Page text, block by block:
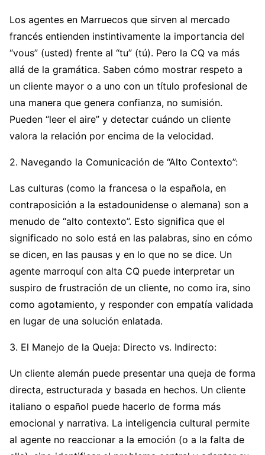
Los agentes en Marruecos que sirven al mercado
francés entienden instintivamente la importancia del
“vous” (usted) frente al “tu” (tú). Pero la CQ va más
allá de la gramática. Saben cómo mostrar respeto a
un cliente mayor o a uno con un título profesional de
una manera que genera confianza, no sumisión.
Pueden “leer el aire” y detectar cuándo un cliente
valora la relación por encima de la velocidad.
2. Navegando la Comunicación de “Alto Contexto”:
Las culturas (como la francesa o la española, en
contraposición a la estadounidense o alemana) son a
menudo de “alto contexto”. Esto significa que el
significado no solo está en las palabras, sino en cómo
se dicen, en las pausas y en lo que no se dice. Un
agente marroquí con alta CQ puede interpretar un
suspiro de frustración de un cliente, no como ira, sino
como agotamiento, y responder con empatía validada
en lugar de una solución enlatada.
3. El Manejo de la Queja: Directo vs. Indirecto:
Un cliente alemán puede presentar una queja de forma
directa, estructurada y basada en hechos. Un cliente
italiano o español puede hacerlo de forma más
emocional y narrativa. La inteligencia cultural permite
al agente no reaccionar a la emoción (o a la falta de